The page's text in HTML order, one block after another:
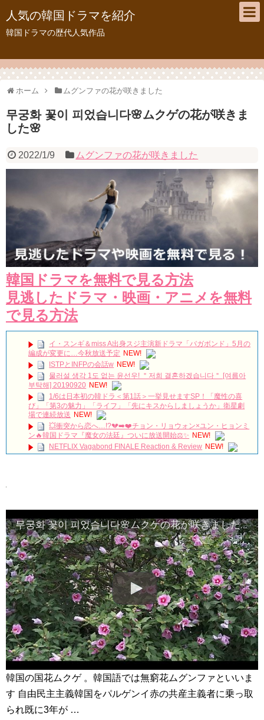
人気の韓国ドラマを紹介
韓国ドラマの歴代人気作品
ホーム ムグンファの花が咲きました
무궁화 꽃이 피었습니다🌸ムクゲの花が咲きま
した🌸
2022/1/9 ムグンファの花が咲きました
韓国ドラマを無料で見る方法
見逃したドラマ・映画・アニメを無料
で見る方法
イ・スンギ＆miss A出身スジ主演新ドラマ「バガボンド」5月の
編成が変更に…今秋放送予定 NEW!
ISTPとINFPの会話w NEW!
물러설 생각 1도 없는 윤선우! ＂저희 결혼하겠습니다＂ [여름아
부탁해] 20190920 NEW!
1/6は日本初の韓ドラ＜第1話＞一挙見せますSP！「魔性の喜
び」「第3の魅力」「ライフ」「先にキスからしましょうか」衛星劇
場で連続放送 NEW!
💥衝突から恋へ…!?💔➡️❤️チョン・リョウォン×ユン・ヒョンミ
ン🔥韓国ドラマ『魔女の法廷』ついに放送開始⚖️✨ NEW!
NETFLIX Vagabond FINALE Reaction & Review NEW!
🎬 최진혁 | 뮤지컬 그날들 트레일러 | 260609~260823 | #최진혁
#노래 #뮤지컬 #그날들 #정학 #인터뷰 #shorts #불후의명곡 #미우새 #
최진혁아카이브 NEW!
よくおごってくれる綺麗なお姉さん 11/3（祝）あさ10時 第
1話先行放送 11/18（金）本放送開始！ 全国無料放送
BSJapanext NEW!
女優ソン・ソンミ、夫の葬儀を終え「帰ってきたポク・ダン
ジ」の撮影に復帰へ NEW!
「違う（ちがう）・異なる」を韓国語では？「다르다（タル
ダ）」の意味・使い方について
について
「退屈だ・暇だ」を韓国語では？「심심하다（シムシマダ）」
の意味・使い方について
■韓国ドラマ『キング～Two Hearts』予告動画（日本語字幕）
について
yoon kyun sang
HSF(126)-윤균상 서울숲 벤치 (YUN Kyunsang)(4)September::
Healing in Seoul Forest (서울숲)
yoon kyun sang
ユン・ギュンサン主演「潜入弁護人」第1回特別公開！
무궁화 꽃이 피었습니다🌸ムクゲの花が咲きました🌸
韓国の国花ムクゲ 。韓国語では無窮花ムグンファといいま
す 自由民主主義韓国をパルゲンイ赤の共産主義者に乗っ取
られ既に3年が …